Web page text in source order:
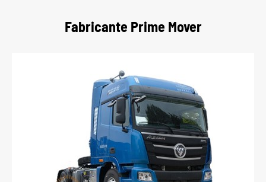
Fabricante Prime Mover